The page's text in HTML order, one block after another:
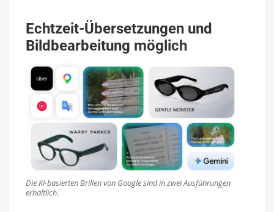
Echtzeit-Übersetzungen und
Bildbearbeitung möglich
Die KI-basierten Brillen von Google sind in zwei Ausführungen
erhältlich.